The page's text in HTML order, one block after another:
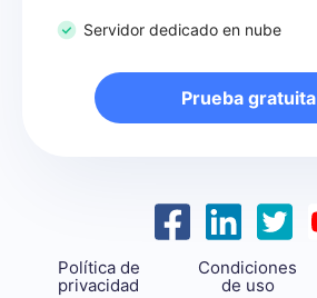
Servidor dedicado en nube
Prueba gratuita
Política de
privacidad
Condiciones
de uso